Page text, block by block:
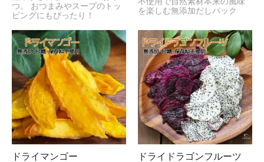
つ。 おつまみやスープのトッ
ピングにもぴったり！
を楽しむ無添加だしパック
ドライマンゴー ドライドラゴンフルーツ